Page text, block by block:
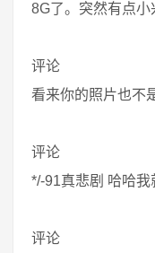
8G了。突然有点
评论
看来你的照片也不
评论
*/-91真悲剧 哈哈
评论